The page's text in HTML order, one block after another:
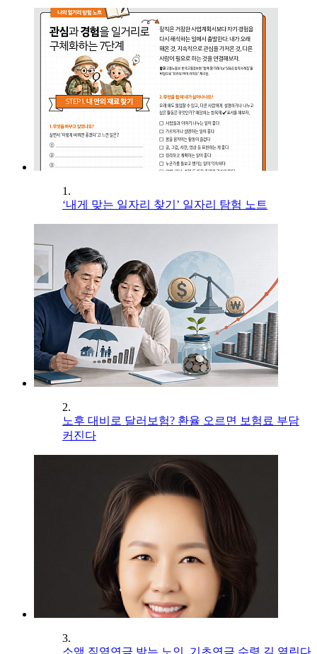
1.
‘내게 맞는 일자리 찾기’ 일자리 탐험 노트
2.
노후 대비로 달러보험? 환율 오르면 보험료 부담
커진다
3.